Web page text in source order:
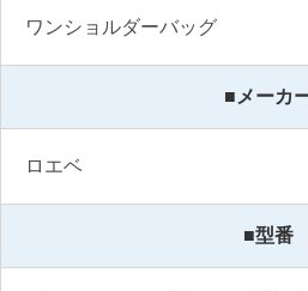
ワンショルダーバッグ
■メーカ
ロエベ
■型番